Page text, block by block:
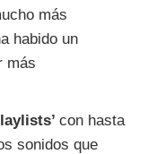
más
habido un
más
con hasta
sonidos que